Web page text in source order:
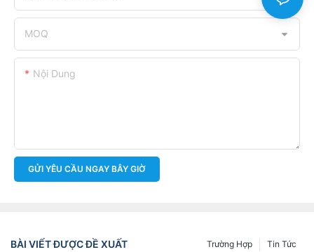
MOQ
Nội Dung
GỬI YÊU CẦU NGAY BÂY GIỜ
BÀI VIẾT ĐƯỢC ĐỀ XUẤT Tin Tức
Trường Hợp